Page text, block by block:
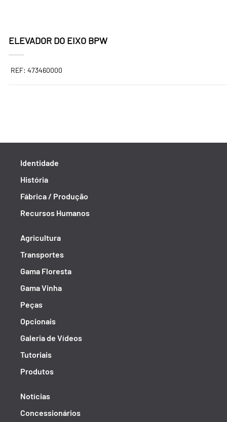
ELEVADOR DO EIXO BPW
REF: 473460000
Identidade
História
Fábrica / Produção
Recursos Humanos
Agricultura
Transportes
Gama Floresta
Gama Vinha
Peças
Opcionais
Galeria de Vídeos
Tutoriais
Produtos
Notícias
Concessionários